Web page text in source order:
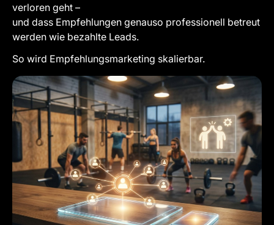
verloren geht –
und dass Empfehlungen genauso professionell betreut
werden wie bezahlte Leads.
So wird Empfehlungsmarketing skalierbar.